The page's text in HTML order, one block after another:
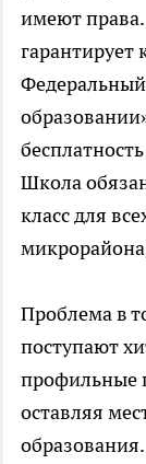
имеют
гарантирует
Школа
класс для
Проблема в
поступают
профильные
оставляя